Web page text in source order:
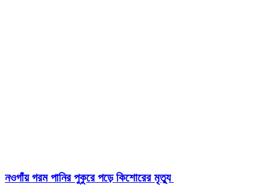
নওগাঁয় গরম পানির পুকুরে পড়ে কিশোরের মৃত্যু